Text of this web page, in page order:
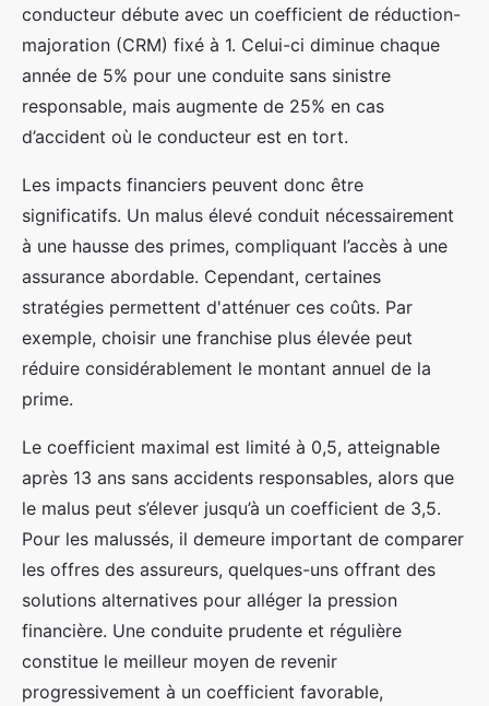
conducteur débute avec un coefficient de réduction-
majoration (CRM) fixé à 1. Celui-ci diminue chaque
année de 5% pour une conduite sans sinistre
responsable, mais augmente de 25% en cas
d’accident où le conducteur est en tort.
Les impacts financiers peuvent donc être
significatifs. Un malus élevé conduit nécessairement
à une hausse des primes, compliquant l’accès à une
assurance abordable. Cependant, certaines
stratégies permettent d'atténuer ces coûts. Par
exemple, choisir une franchise plus élevée peut
réduire considérablement le montant annuel de la
prime.
Le coefficient maximal est limité à 0,5, atteignable
après 13 ans sans accidents responsables, alors que
le malus peut s’élever jusqu’à un coefficient de 3,5.
Pour les malussés, il demeure important de comparer
les offres des assureurs, quelques-uns offrant des
solutions alternatives pour alléger la pression
financière. Une conduite prudente et régulière
constitue le meilleur moyen de revenir
progressivement à un coefficient favorable,